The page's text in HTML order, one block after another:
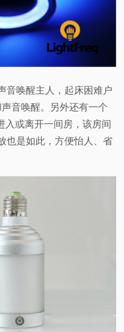
音唤醒主人，起床困难户
音唤醒。另外还有一个
入或离开一间房，该房间
也是如此，方便怡人、省